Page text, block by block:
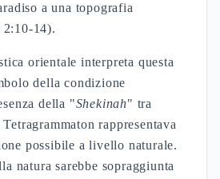
a una topografia
2:10-14).
orientale interpreta questa
della condizione
della "Shekinah" tra
rappresentava
possibile a livello naturale.
natura sarebbe sopraggiunta